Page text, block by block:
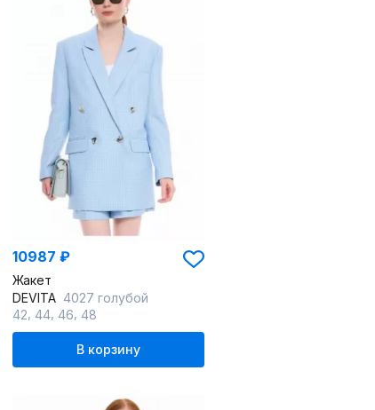
10987 ₽
Жакет
DEVITA 4027 голубой
42 44 46 48
В корзину